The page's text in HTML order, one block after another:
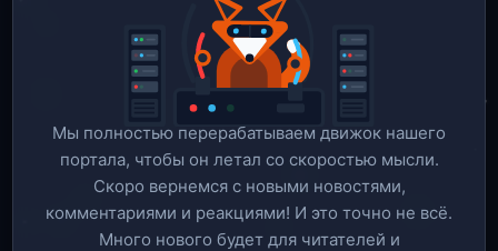
Мы полностью перерабатываем движок нашего
портала, чтобы он летал со скоростью мысли.
Скоро вернемся c новыми новостями,
комментариями и реакциями! И это точно не всё.
Много нового будет для читателей и